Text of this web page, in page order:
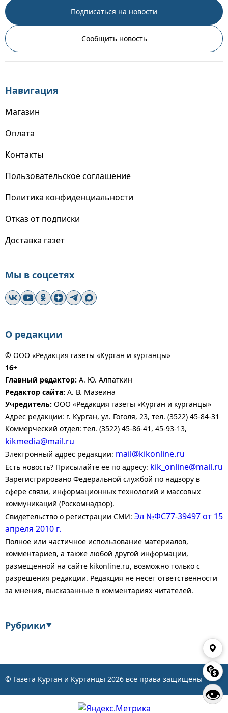
👁
Подписаться на новости
Сообщить новость
Навигация
Магазин
Оплата
Контакты
Пользовательское соглашение
Политика конфиденциальности
Отказ от подписки
Доставка газет
Мы в соцсетях
О редакции
© ООО «Редакция газеты «Курган и курганцы»
16+
Главный редактор: А. Ю. Алпаткин
Редактор сайта: А. В. Мазеина
Учредитель: ООО «Редакция газеты «Курган и курганцы»
Адрес редакции: г. Курган, ул. Гоголя, 23, тел. (3522) 45-84-31
Коммерческий отдел: тел. (3522) 45-86-41, 45-93-13,
kikmedia@mail.ru
Электронный адрес редакции: mail@kikonline.ru
Есть новость? Присылайте ее по адресу: kik_online@mail.ru
Зарегистрировано Федеральной службой по надзору в
сфере связи, информационных технологий и массовых
коммуникаций (Роскомнадзор).
Свидетельство о регистрации СМИ: Эл №ФС77-39497 от 15
апреля 2010 г.
Полное или частичное использование материалов,
комментариев, а также любой другой информации,
размещенной на сайте kikonline.ru, возможно только с
разрешения редакции. Редакция не несет ответственности
за мнения, высказанные в комментариях читателей.
Рубрики▼
© Газета Курган и Курганцы 2026 все права защищены